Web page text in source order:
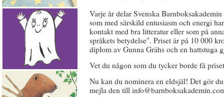
Varje år delar Svenska
som med särskild entusiasm och energi
kontakt med bra litteratur eller som på
språkets betydelse". Priset är på 10 000
diplom av Gunna Grähs och en hattstuga
Vet du någon som du tycker borde få
Nu kan du nominera en eldsjäl! Det gör
mejla den till